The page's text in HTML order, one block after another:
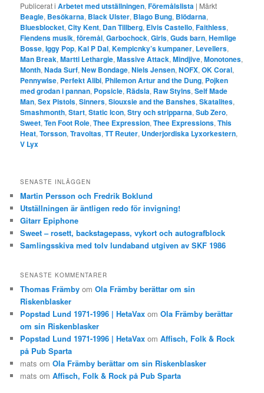
Publicerat i Arbetet med utställningen,Föremålslista | Märkt
Beagle, Besökarna, Black Ulster, Blago Bung, Blödarna,
Bluesblocket,City Kent, Dan Tillberg, Elvis Castello,Faithless,
Fiendens musik,föremål,Garbochock,Girls,Guds barn,Hemlige
Bosse,Iggy Pop,Kal P Dal,Kempicnky’s kumpaner, Levellers,
Man Break,Martti Lethargie,Massive Attack,Mindjive,Monotones,
Month,Nada Surf,New Bondage,Niels Jensen,NOFX,OK Coral,
Pennywise, Perfekt Alibi, Philemon Artur and the Dung, Pojken
med grodan i pannan, Popsicle, Rädsla, Raw Stylns,Self Made
Man,Sex Pistols,Sinners,Siouxsie and the Banshes,Skatalites,
Smashmonth,Start,Static Icon,Stry och stripparna,Sub Zero,
Sweet,Ten Foot Role,Thee Expression,Thee Expressions,This
Heat,Torsson,Travoltas,TT Reuter, Underjordiska Lyxorkestern,
V Lyx
SENASTE INLÄGGEN
Martin Persson och Fredrik Boklund
Utställningen är äntligen redo för invigning!
Gitarr Epiphone
Sweet – rosett, backstagepass, vykort och autografblock
Samlingsskiva med tolv lundaband utgiven av SKF 1986
SENASTE KOMMENTARER
Thomas Främby omOla Främby berättar om sin
Riskenblasker
Popstad Lund 1971-1996 | HetaVax omOla Främby berättar
om sin Riskenblasker
Popstad Lund 1971-1996 | HetaVax omAffisch, Folk & Rock
på Pub Sparta
mats omOla Främby berättar om sin Riskenblasker
mats omAffisch, Folk & Rock på Pub Sparta